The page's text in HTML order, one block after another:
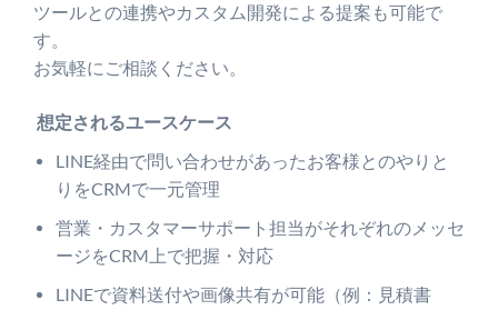
ツールとの連携やカスタム開発による提案も可能で
す。
お気軽にご相談ください。
想定されるユースケース
LINE経由で問い合わせがあったお客様とのやりと
りをCRMで一元管理
営業・カスタマーサポート担当がそれぞれのメッセ
ージをCRM上で把握・対応
LINEで資料送付や画像共有が可能（例：見積書